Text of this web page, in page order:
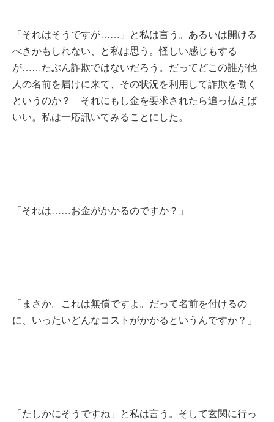
「それはそうですが……」と私は言う。あるいは開ける
べきかもしれない、と私は思う。怪しい感じもする
が……たぶん詐欺ではないだろう。だってどこの誰が他
人の名前を届けに来て、その状況を利用して詐欺を働く
というのか？ それにもし金を要求されたら追っ払えば
いい。私は一応訊いてみることにした。
「それは……お金がかかるのですか？」
「まさか。これは無償ですよ。だって名前を付けるの
に、いったいどんなコストがかかるというんですか？」
「たしかにそうですね」と私は言う。そして玄関に行っ